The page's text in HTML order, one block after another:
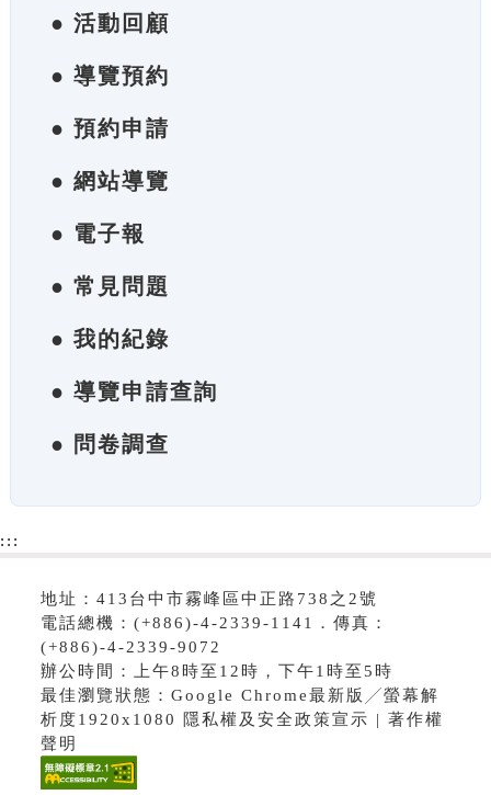
● 活動回顧
● 導覽預約
● 預約申請
● 網站導覽
● 電子報
● 常見問題
● 我的紀錄
● 導覽申請查詢
● 問卷調查
:::
地址：413台中市霧峰區中正路738之2號
電話總機：(+886)-4-2339-1141．傳真：
(+886)-4-2339-9072
辦公時間：上午8時至12時，下午1時至5時
最佳瀏覽狀態：Google Chrome最新版╱螢幕解
析度1920x1080 隱私權及安全政策宣示 | 著作權
聲明